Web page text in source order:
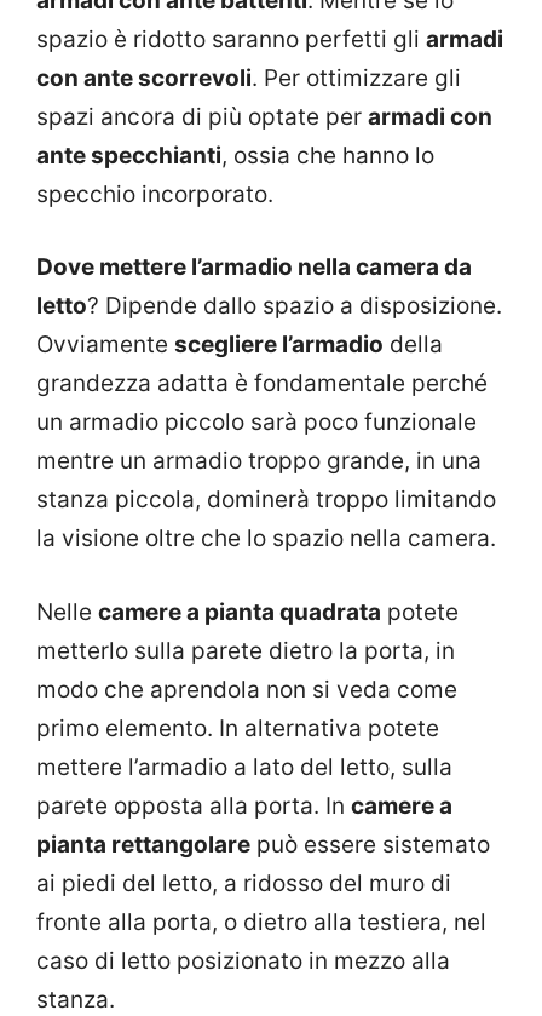
spazio è ridotto saranno perfetti gli armadi
con ante scorrevoli. Per ottimizzare gli
spazi ancora di più optate per armadi con
ante specchianti, ossia che hanno lo
specchio incorporato.
Dove mettere l’armadio nella camera da
letto? Dipende dallo spazio a disposizione.
Ovviamente scegliere l’armadio della
grandezza adatta è fondamentale perché
un armadio piccolo sarà poco funzionale
mentre un armadio troppo grande, in una
stanza piccola, dominerà troppo limitando
la visione oltre che lo spazio nella camera.
Nelle camere a pianta quadrata potete
metterlo sulla parete dietro la porta, in
modo che aprendola non si veda come
primo elemento. In alternativa potete
mettere l’armadio a lato del letto, sulla
parete opposta alla porta. In camere a
pianta rettangolare può essere sistemato
ai piedi del letto, a ridosso del muro di
fronte alla porta, o dietro alla testiera, nel
caso di letto posizionato in mezzo alla
stanza.